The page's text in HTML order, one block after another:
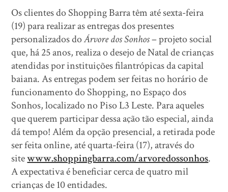
Os clientes do Shopping Barra têm até sexta-feira
(19) para realizar as entregas dos presentes
personalizados doÁrvore dos Sonhos– projeto social
que, há 25 anos, realiza o desejo de Natal de crianças
atendidas por instituições filantrópicas da capital
baiana. As entregas podem ser feitas no horário de
funcionamento do Shopping, no Espaço dos
Sonhos, localizado no Piso L3 Leste. Para aqueles
que querem participar dessa ação tão especial, ainda
dá tempo! Além da opção presencial, a retirada pode
ser feita online, até quarta-feira (17), através do
sitewww.shoppingbarra.com/arvoredossonhos.
A expectativa é beneficiar cerca de quatro mil
crianças de 10 entidades.